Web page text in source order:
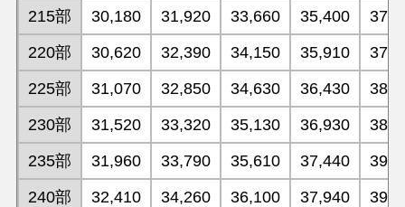
215部
30,180 31,920 33,660 35,400
220部
30,620 32,390 34,150 35,910
225部
31,070 32,850 34,630 36,430
230部
31,520 33,320 35,130 36,930
235部
31,960 33,790 35,610 37,440
240部
32,410 34,260 36,100 37,940